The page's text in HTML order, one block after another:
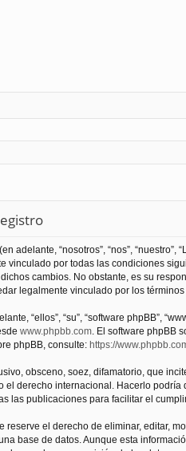
adelante, “nosotros”, “nos”,
vinculado por todas las condiciones
cambios. No obstante, es su
legalmente vinculado por los
“ellos”, “su”, “software phpBB”,
www.phpbb.com. El software phpBB
phpBB, consulte: https://
obsceno, soez, difamatorio, que
el derecho internacional. Hacerlo
las publicaciones para facilitar el
reserve el derecho de eliminar, editar,
base de datos. Aunque esta